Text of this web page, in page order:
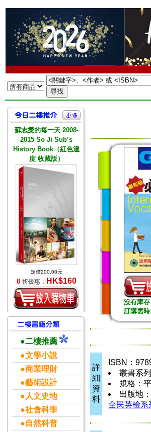
蘇志燮的每一天 2008-
2015 So Ji Sub’s
History Book（紅色溫
度 收藏版）
定價200.00元
8 折優惠： HK$160
●二樓推薦
●文學小說
●商業理財
●藝術設計
●人文史地
●社會科學
●自然科普
沒有庫存
訂購需
詳
細
資
料
ISBN：
叢書系列
規格：
出版地
全民英檢系